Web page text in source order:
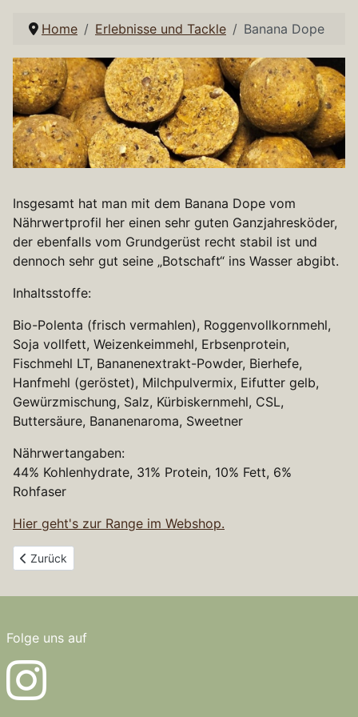
Home Erlebnisse und Tackle Banana Dope
Insgesamt hat man mit dem Banana Dope vom
Nährwertprofil her einen sehr guten Ganzjahresköder,
der ebenfalls vom Grundgerüst recht stabil ist und
dennoch sehr gut seine „Botschaft“ ins Wasser abgibt.
Inhaltsstoffe:
Bio-Polenta (frisch vermahlen), Roggenvollkornmehl,
Soja vollfett, Weizenkeimmehl, Erbsenprotein,
Fischmehl LT, Bananenextrakt-Powder, Bierhefe,
Hanfmehl (geröstet), Milchpulvermix, Eifutter gelb,
Gewürzmischung, Salz, Kürbiskernmehl, CSL,
Buttersäure, Bananenaroma, Sweetner
Nährwertangaben:
44% Kohlenhydrate, 31% Protein, 10% Fett, 6%
Rohfaser
Hier geht's zur Range im Webshop.
Vorheriger Beitrag: Fermented Milk&Vanilla
Zurück
Folge uns auf